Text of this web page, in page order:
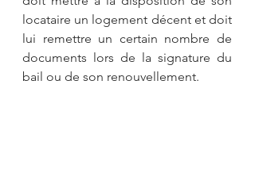
locataire un logement décent et doit
lui remettre un certain nombre de
documents lors de la signature du
bail ou de son renouvellement.